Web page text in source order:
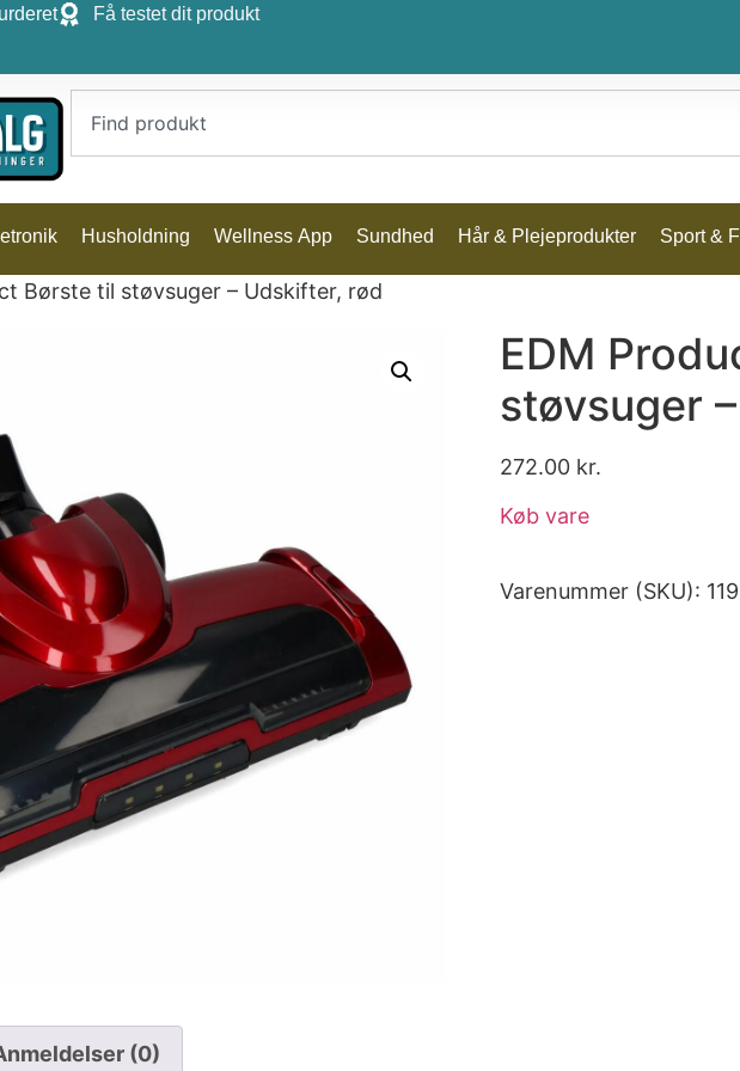
Få testet dit produkt
Husholdning Wellness App Sundhed Hår & Plejeprodukter Sport &
Børste til støvsuger – Udskifter, rød
EDM
støvsuger
272.00 kr.
Køb vare
Varenummer (SKU):
(0)